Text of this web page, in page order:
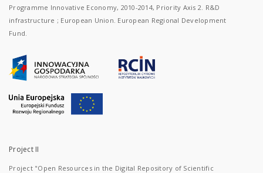
Programme Innovative Economy, 2010-2014, Priority Axis 2. R&D
infrastructure ; European Union. European Regional Development
Fund.
Project II
Project "Open Resources in the Digital Repository of Scientific